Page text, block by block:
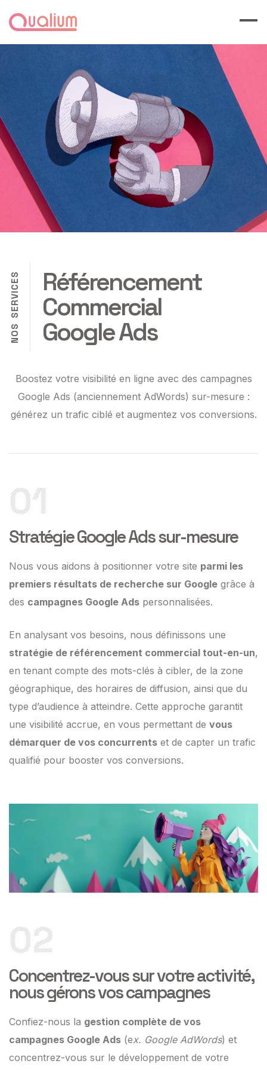
N
O
S
S
E
R
V
I
C
E
S Référencement
Commercial
Google Ads
Boostez votre visibilité en ligne avec des campagnes
Google Ads (anciennement AdWords) sur-mesure :
générez un trafic ciblé et augmentez vos conversions.
01
Stratégie Google Ads sur-mesure
Nous vous aidons à positionner votre site parmi les
premiers résultats de recherche sur Google grâce à
des campagnes Google Ads personnalisées.
En analysant vos besoins, nous définissons une
stratégie de référencement commercial tout-en-un,
en tenant compte des mots-clés à cibler, de la zone
géographique, des horaires de diffusion, ainsi que du
type d’audience à atteindre. Cette approche garantit
une visibilité accrue, en vous permettant de vous
démarquer de vos concurrents et de capter un trafic
qualifié pour booster vos conversions.
02
Concentrez-vous sur votre activité,
nous gérons vos campagnes
Confiez-nous la gestion complète de vos
campagnes Google Ads (ex. Google AdWords) et
concentrez-vous sur le développement de votre